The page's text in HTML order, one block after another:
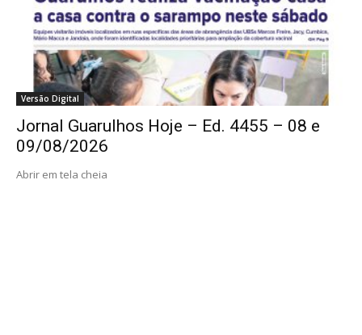
Versão Digital
Jornal Guarulhos Hoje – Ed. 4455 – 08 e
09/08/2026
Abrir em tela cheia